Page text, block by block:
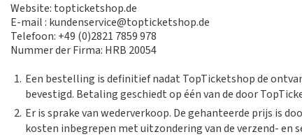
Website: topticketshop.de
E-mail : kundenservice@topticketshop.de
Telefoon: +49 (0)2821 7859 978
Nummer der Firma: HRB 20054
1. Een bestelling is definitief nadat TopTicketshop de
bevestigd. Betaling geschiedt op één van de door
2. Er is sprake van wederverkoop. De gehanteerde prijs is
kosten inbegrepen met uitzondering van de verzend- en